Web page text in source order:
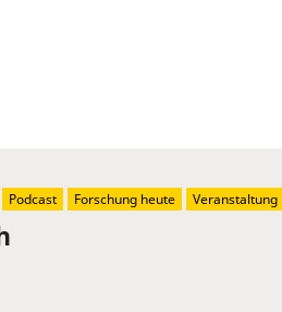
Podcast Forschung heute Veranstaltung